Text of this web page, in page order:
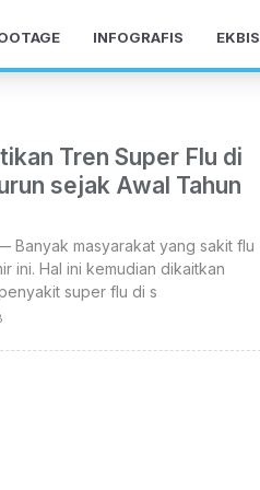
INFOGRAFIS EKBIS
Tren Super Flu di
sejak Awal Tahun
Banyak masyarakat yang sakit flu
ini. Hal ini kemudian dikaitkan
super flu di s